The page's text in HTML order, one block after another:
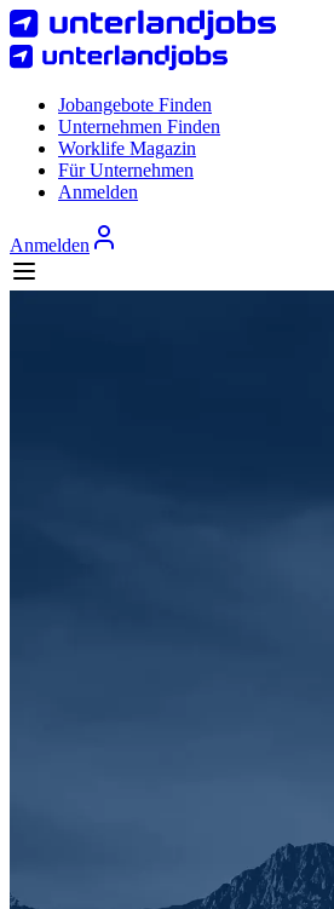
Jobangebote Finden
Unternehmen Finden
Worklife Magazin
Für Unternehmen
Anmelden
Anmelden